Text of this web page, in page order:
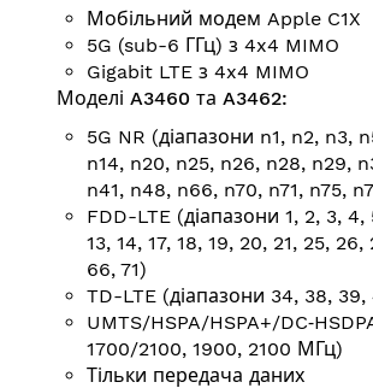
Мобільний модем Apple C1X
5G (sub-6 ГГц) з 4x4 MIMO
Gigabit LTE з 4x4 MIMO
Моделі A3460 та A3462:
5G NR (діапазони n1, n2, n3,
n14, n20, n25, n26, n28, n29,
n41, n48, n66, n70, n71, n75,
FDD-LTE (діапазони 1, 2, 3, 4,
13, 14, 17, 18, 19, 20, 21, 25,
66, 71)
TD-LTE (діапазони 34, 38,
UMTS/HSPA/HSPA+/
1700/2100, 1900, 2100 МГц)
Тільки передача даних